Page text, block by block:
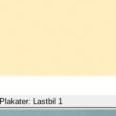
Plakater: Lastbil 1